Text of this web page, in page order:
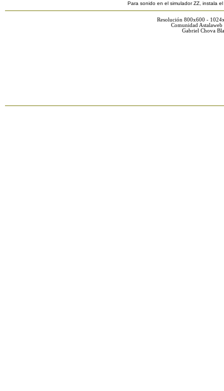
Para sonido en el simulador ZZ, instala
Resolución 800x600 -
Comunidad
Gabriel Chova